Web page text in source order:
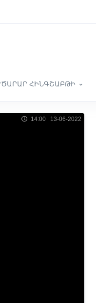
ՀԻՆԳՇԱԲԹԻ
14:00 13-06-2022